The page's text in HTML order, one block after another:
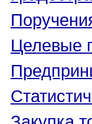
Целевые